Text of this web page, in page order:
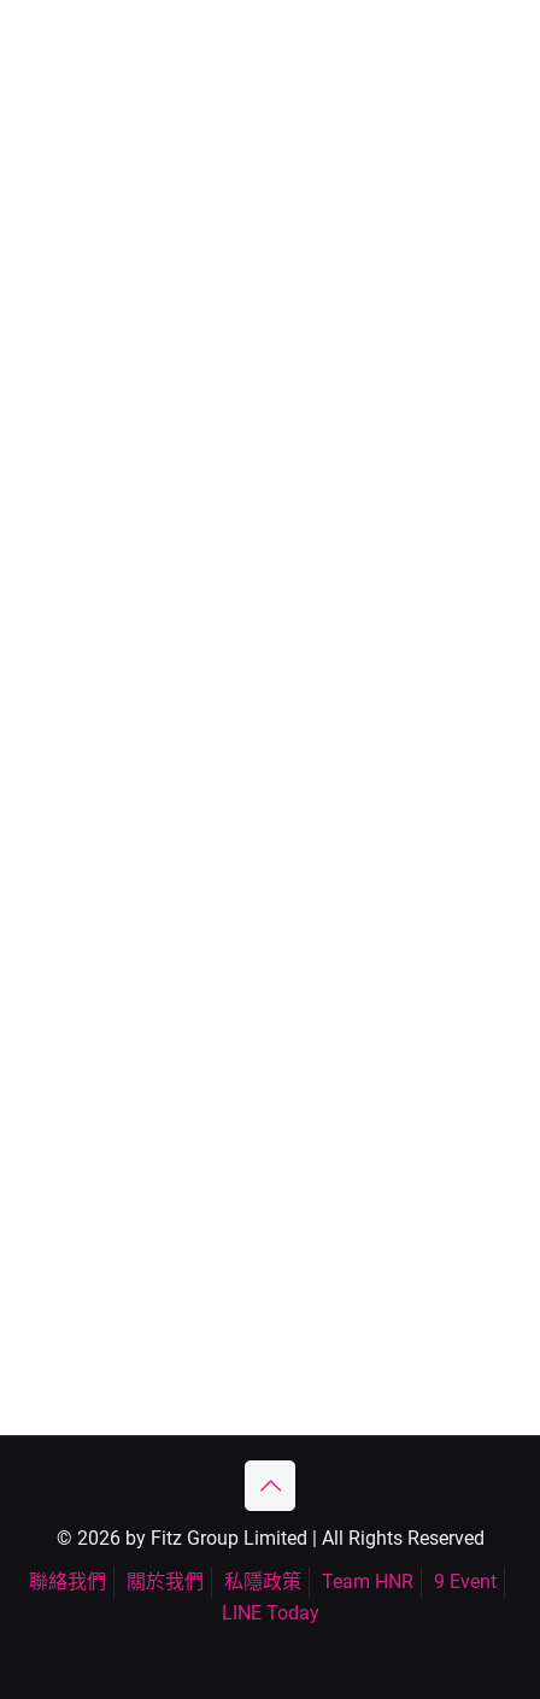
© 2026 by Fitz Group Limited | All Rights Reserved
聯絡我們
關於我們 私隱政策 Team HNR
9 Event
LINE Today